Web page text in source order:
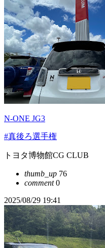
N-ONE JG3
#真後ろ選手権
トヨタ博物館CG CLUB
thumb_up 76
comment0
2025/08/29 19:41